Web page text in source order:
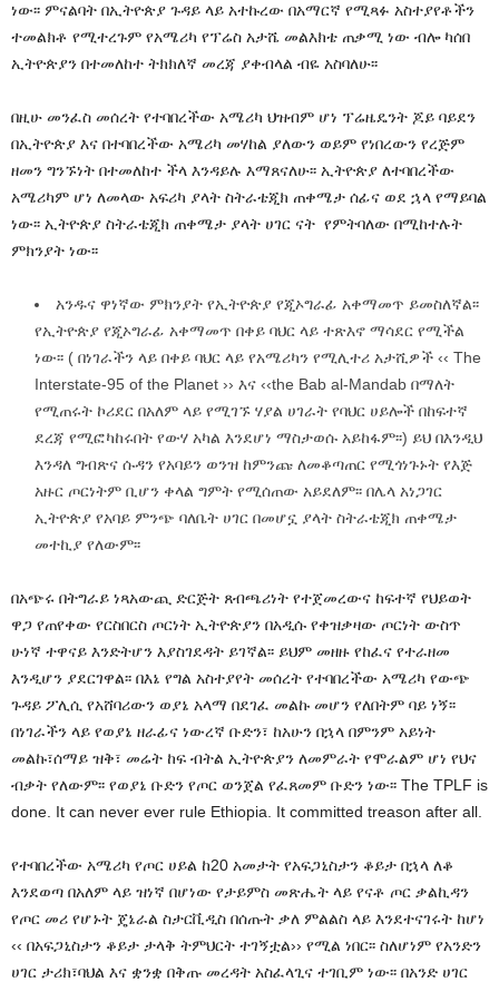
ነው፡፡ ምናልባት በኢትዮጵያ ጉዳይ ላይ አተኩረው በአማርኛ የሚጻፉ አስተያየቶችን
ተመልክቶ የሚተረጉም የአሜሪካ የፕሬስ አታሼ መልእክቴ ጠቃሚ ነው ብሎ ካሰበ
ኢትዮጵያን በተመለከተ ትክክለኛ መረጃ ያቀብላል ብዬ አስባለሁ፡፡
በዚሁ መንፈስ መሰረት የተባበረችው አሜሪካ ህዝብም ሆነ ፕሬዜዴንት ጆይ ባይደን
በኢትዮጵያ እና በተባበረችው አሜሪካ መሃከል ያለውን ወይም የነበረውን የረጅም
ዘመን ግንኙነት በተመለከተ ችላ እንዳይሉ እማጸናለሁ፡፡ ኢትዮጵያ ለተባበረችው
አሜሪካም ሆነ ለመላው አፍሪካ ያላት ስትራቴጂክ ጠቀሜታ ሰፊና ወደ ኋላ የማይባል
ነው፡፡ ኢትዮጵያ ስትራቴጂክ ጠቀሜታ ያላት ሀገር ናት የምትባለው በሚከተሉት
ምክንያት ነው፡፡
አንዱና ዋነኛው ምክንያት የኢትዮጵያ የጂኦግራፊ አቀማመጥ ይመስለኛል፡፡
የኢትዮጵያ የጂኦግራፊ አቀማመጥ በቀይ ባህር ላይ ተጽእኖ ማሳደር የሚችል
ነው፡፡ ( በነገራችን ላይ በቀይ ባህር ላይ የአሜሪካን የሚሊተሪ አታሺዎች ‹‹ The
Interstate-95 of the Planet ›› እና ‹‹the Bab al-Mandab በማለት
የሚጠሩት ኮሪደር በአለም ላይ የሚገኙ ሃያል ሀገራት የባህር ሀይሎች በከፍተኛ
ደረጃ የሚፎካከሩበት የውሃ አካል እንደሆነ ማስታወሱ አይከፋም፡፡) ይህ በእንዲህ
እንዳለ ግብጽና ሱዳን የአባይን ወንዝ ከምንጩ ለመቆጣጠር የሚጎነጉኑት የእጅ
አዙር ጦርነትም ቢሆን ቀላል ግምት የሚሰጠው አይደለም፡፡ በሌላ አነጋገር
ኢትዮጵያ የአባይ ምንጭ ባለቤት ሀገር በመሆኗ ያላት ስትራቴጂክ ጠቀሜታ
መተኪያ የለውም፡፡
በአጭሩ በትግራይ ነጻአውጪ ድርጅት ጸብጫሪነት የተጀመረውና ከፍተኛ የህይወት
ዋጋ የጠየቀው የርስበርስ ጦርነት ኢትዮጵያን በአዲሱ የቀዝቃዛው ጦርነት ውስጥ
ሁነኛ ተዋናይ እንድትሆን እያስገደዳት ይገኛል፡፡ ይህም መዘዙ የከፈና የተራዘመ
እንዲሆን ያደርገዋል፡፡ በእኔ የግል አስተያየት መሰረት የተባበረችው አሜሪካ የውጭ
ጉዳይ ፖሊሲ የአሸባሪውን ወያኔ አላማ በደገፈ መልኩ መሆን የለበትም ባይ ነኝ፡፡
በነገራችን ላይ የወያኔ ዘራፊና ነውረኛ ቡድን፣ ከአሁን በኋላ በምንም አይነት
መልኩ፣ሰማይ ዝቅ፣ መሬት ከፍ ብትል ኢትዮጵያን ለመምራት የሞራልም ሆነ የህና
ብቃት የለውም፡፡ የወያኔ ቡድን የጦር ወንጀል የፈጸመም ቡድን ነው፡፡ The TPLF is
done. It can never ever rule Ethiopia. It committed treason after all.
የተባበረችው አሜሪካ የጦር ሀይል ከ20 አመታት የአፍጋኒስታን ቆይታ በኋላ ለቆ
እንደወጣ በአለም ላይ ዝነኛ በሆነው የታይምስ መጽሔት ላይ የናቶ ጦር ቃልኪዳን
የጦር መሪ የሆኑት ጄኔራል ስታርቪዲስ በሰጡት ቃለ ምልልስ ላይ እንደተናገሩት ከሆነ
‹‹ በአፍጋኒስታን ቆይታ ታላቅ ትምህርት ተገኝቷል›› የሚል ነበር፡፡ ስለሆነም የአንድን
ሀገር ታሪክ፣ባህል እና ቋንቋ በቅጡ መረዳት አስፈላጊና ተገቢም ነው፡፡ በአንድ ሀገር